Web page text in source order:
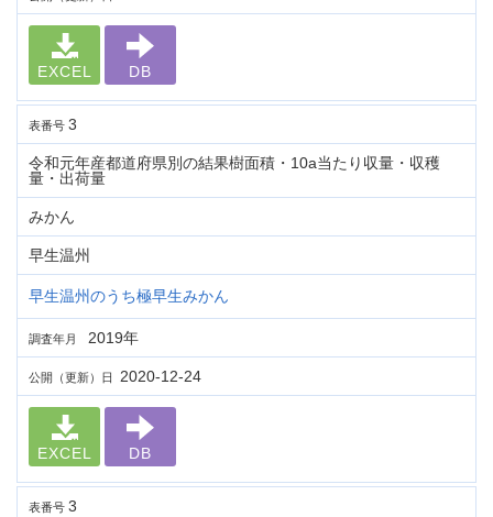
EXCEL DB
表番号 3
令和元年産都道府県別の結果樹面積・10a当たり収量・収穫
量・出荷量
みかん
早生温州
早生温州のうち極早生みかん
調査年月 2019年
公開（更新）日 2020-12-24
EXCEL DB
表番号 3